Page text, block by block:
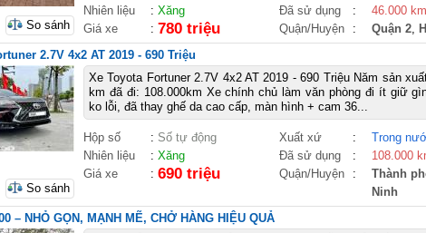
Nhiên liệu
: Xăng Đã sử dụng :
46.000 km
Giá xe
: 780 triệu Quận/Huyện : Quận 2,
So sánh
2.7V 4x2 AT 2019 - 690 Triệu
Xe Toyota Fortuner 2.7V 4x2 AT 2019 - 690 Triệu Năm sản
km đã đi: 108.000km Xe chính chủ làm văn phòng đi ít giữ
ko lỗi, đã thay ghế da cao cấp, màn hình + cam 36...
Hộp số : Số tự động Xuất xứ :
Trong
Nhiên liệu
: Xăng Đã sử dụng :
108.000
Giá xe
: 690 triệu Quận/Huyện : Thành
Ninh
So sánh
– NHỎ GỌN, MẠNH MẼ, CHỞ HÀNG HIỆU QUẢ